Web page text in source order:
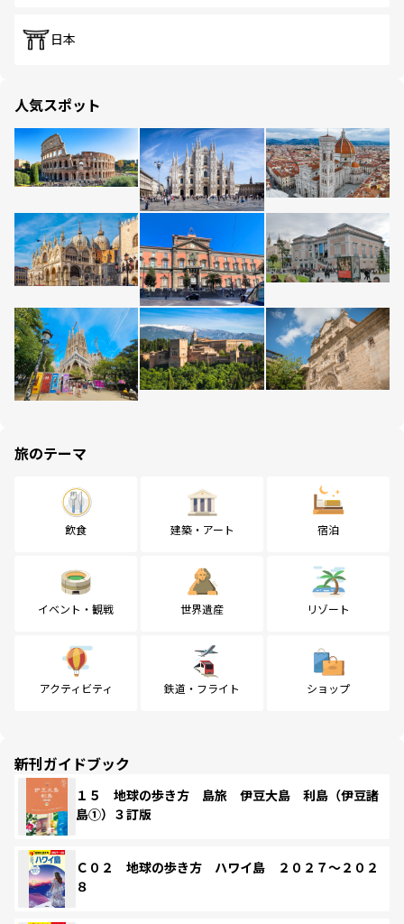
日本
人気スポット
旅のテーマ
飲食 建築・アート 宿泊
イベント・観戦 世界遺産 リゾート
アクティビティ 鉄道・フライト ショップ
新刊ガイドブック
１５ 地球の歩き方 島旅 伊豆大島 利島（伊豆諸
島①）３訂版
Ｃ０２ 地球の歩き方 ハワイ島 ２０２７～２０２
８